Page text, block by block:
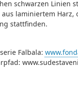
schwarzen Linien
aus laminiertem
stattfinden.
Falbala:
: